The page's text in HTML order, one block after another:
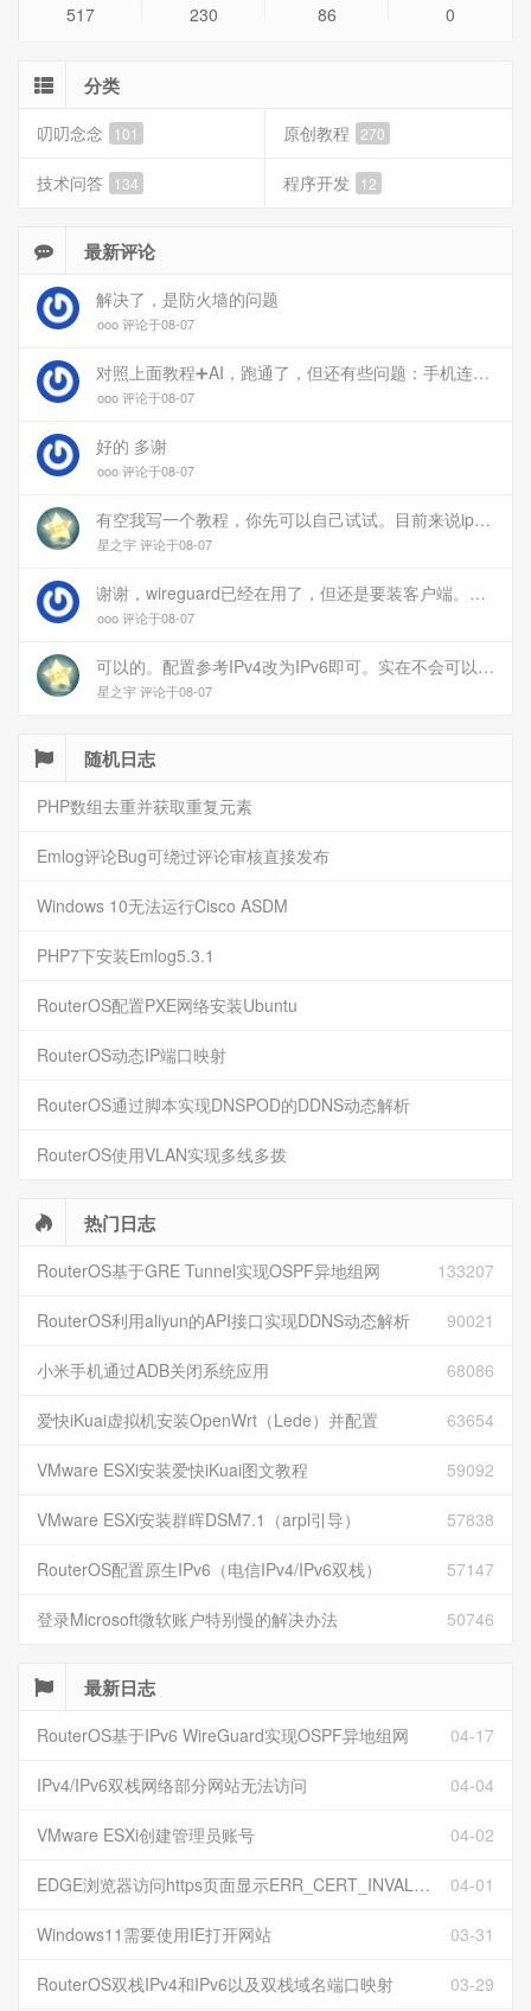
517 230 86 0
分类
叨叨念念 101 原创教程 270
技术问答 134 程序开发 12
最新评论
解决了，是防火墙的问题
ooo 评论于08-07
对照上面教程➕AI，跑通了，但还有些问题：手机连上vpn后，部分家里内网的服务能访问（内网的Debian服务器可以），部分不能(routeros网页），不知道问题出在哪
ooo 评论于08-07
好的 多谢
ooo 评论于08-07
有空我写一个教程，你先可以自己试试。目前来说ipv6应该没问题的。
星之宇 评论于08-07
谢谢，wireguard已经在用了，但还是要装客户端。您这个方案连客户端都免了
ooo 评论于08-07
可以的。配置参考IPv4改为IPv6即可。实在不会可以用wireguard，这个简单和稳定
星之宇 评论于08-07
随机日志
PHP数组去重并获取重复元素
Emlog评论Bug可绕过评论审核直接发布
Windows 10无法运行Cisco ASDM
PHP7下安装Emlog5.3.1
RouterOS配置PXE网络安装Ubuntu
RouterOS动态IP端口映射
RouterOS通过脚本实现DNSPOD的DDNS动态解析
RouterOS使用VLAN实现多线多拨
热门日志
133207
RouterOS基于GRE Tunnel实现OSPF异地组网
90021
RouterOS利用aliyun的API接口实现DDNS动态解析
68086
小米手机通过ADB关闭系统应用
63654
爱快iKuai虚拟机安装OpenWrt（Lede）并配置
59092
VMware ESXi安装爱快iKuai图文教程
57838
VMware ESXi安装群晖DSM7.1（arpl引导）
57147
RouterOS配置原生IPv6（电信IPv4/IPv6双栈）
50746
登录Microsoft微软账户特别慢的解决办法
最新日志
04-17
RouterOS基于IPv6 WireGuard实现OSPF异地组网
04-04
IPv4/IPv6双栈网络部分网站无法访问
04-02
VMware ESXi创建管理员账号
04-01
EDGE浏览器访问https页面显示ERR_CERT_INVALID且无法跳过继续访问
03-31
Windows11需要使用IE打开网站
03-29
RouterOS双栈IPv4和IPv6以及双栈域名端口映射